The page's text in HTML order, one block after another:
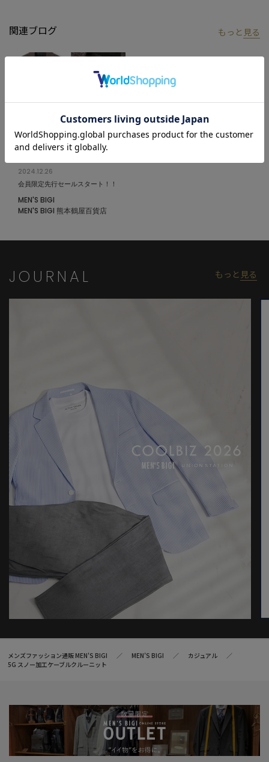
※画像はサンプルのため、色味やサイズ等の仕様が変更になる場
合がございます。
個体差が生じる場合がございます。
関連ブログ もっと 見る
2024.12.26
会員限定先行セールスタート！！
MEN'S BIGI
MEN'S BIGI 熊本鶴屋百貨店
JOURNAL もっと 見る
メンズファッション通販 MEN'S BIGI MEN’S BIGI
カジュアル
5G スノー加工ケーブルクルーニット